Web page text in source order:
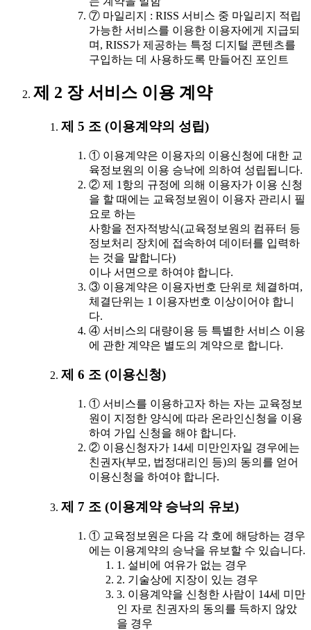
⑦ 마일리지 : RISS 서비스 중 마일리지 적립
가능한 서비스를 이용한 이용자에게 지급되
며, RISS가 제공하는 특정 디지털 콘텐츠를
구입하는 데 사용하도록 만들어진 포인트
제 2 장 서비스 이용 계약
제 5 조 (이용계약의 성립)
① 이용계약은 이용자의 이용신청에 대한 교
육정보원의 이용 승낙에 의하여 성립됩니다.
② 제 1항의 규정에 의해 이용자가 이용 신청
을 할 때에는 교육정보원이 이용자 관리시 필
요로 하는
사항을 전자적방식(교육정보원의 컴퓨터 등
정보처리 장치에 접속하여 데이터를 입력하
는 것을 말합니다)
이나 서면으로 하여야 합니다.
③ 이용계약은 이용자번호 단위로 체결하며,
체결단위는 1 이용자번호 이상이어야 합니
다.
④ 서비스의 대량이용 등 특별한 서비스 이용
에 관한 계약은 별도의 계약으로 합니다.
제 6 조 (이용신청)
① 서비스를 이용하고자 하는 자는 교육정보
원이 지정한 양식에 따라 온라인신청을 이용
하여 가입 신청을 해야 합니다.
② 이용신청자가 14세 미만인자일 경우에는
친권자(부모, 법정대리인 등)의 동의를 얻어
이용신청을 하여야 합니다.
제 7 조 (이용계약 승낙의 유보)
① 교육정보원은 다음 각 호에 해당하는 경우
에는 이용계약의 승낙을 유보할 수 있습니다.
1. 설비에 여유가 없는 경우
2. 기술상에 지장이 있는 경우
3. 이용계약을 신청한 사람이 14세 미만
인 자로 친권자의 동의를 득하지 않았
을 경우